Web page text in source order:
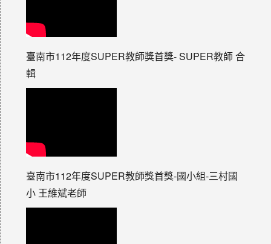
臺南市112年度SUPER教師獎首獎- SUPER教師 合
輯
臺南市112年度SUPER教師獎首獎-國小組-三村國
小 王維斌老師